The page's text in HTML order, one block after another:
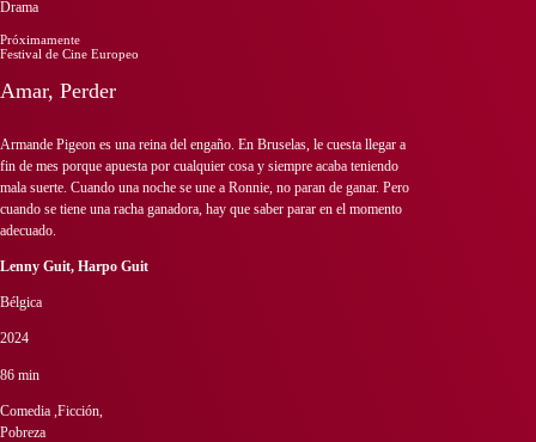
Drama
Próximamente
Festival de Cine Europeo
Amar, Perder
Armande Pigeon es una reina del engaño. En Bruselas, le cuesta llegar a
fin de mes porque apuesta por cualquier cosa y siempre acaba teniendo
mala suerte. Cuando una noche se une a Ronnie, no paran de ganar. Pero
cuando se tiene una racha ganadora, hay que saber parar en el momento
adecuado.
Lenny Guit, Harpo Guit
Bélgica
2024
86 min
Comedia ,Ficción,
Pobreza